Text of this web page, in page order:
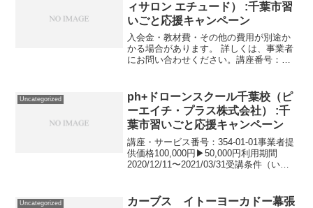
ィサロン エチュード） :千葉市習
いごと応援キャンペーン
入会金・教材費・その他の費用が別途か
かる場合があります。 詳しくは、事業者
にお問い合わせください。講座番号：
1527-02-02事業者提供...
Uncategorized
ph+ドローンスクール千葉校（ピ
ーエイチ・プラス株式会社） :千
葉市習いごと応援キャンペーン
講座・サービス番号：354-01-01事業者提
供価格100,000円▶50,000円利用期間
2020/12/11〜2021/03/31受講条件（いず
型産業...
Uncategorized
カーブス イトーヨーカドー幕張